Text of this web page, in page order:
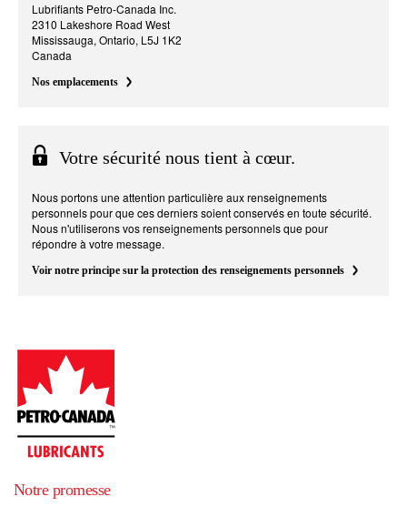
Lubrifiants Petro-Canada Inc.
2310 Lakeshore Road West
Mississauga, Ontario, L5J 1K2
Canada
Nos emplacements
Votre sécurité nous tient à cœur.
Nous portons une attention particulière aux renseignements
personnels pour que ces derniers soient conservés en toute sécurité.
Nous n'utiliserons vos renseignements personnels que pour
répondre à votre message.
Voir notre principe sur la protection des renseignements personnels
Notre promesse